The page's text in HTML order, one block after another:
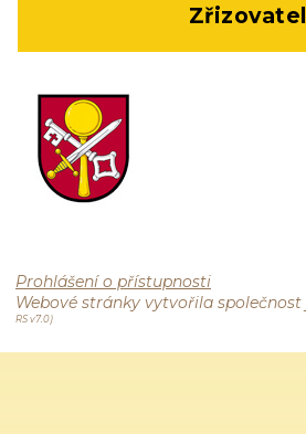
Zřizovatel
Prohlášení o přístupnosti
Webové stránky vytvořila společnost
RS v7.0)